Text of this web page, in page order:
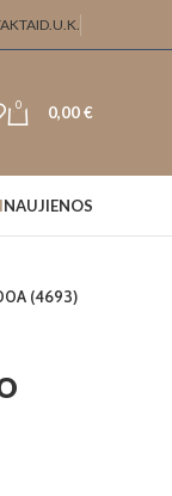
D.U.K.
0 0,00€
NAUJIENOS
(4693)